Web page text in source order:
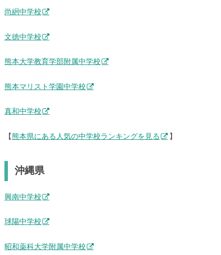
尚絅中学校
文徳中学校
熊本大学教育学部附属中学校
熊本マリスト学園中学校
真和中学校
【 熊本県にある人気の中学校ランキングを見る 】
沖縄県
興南中学校
球陽中学校
昭和薬科大学附属中学校